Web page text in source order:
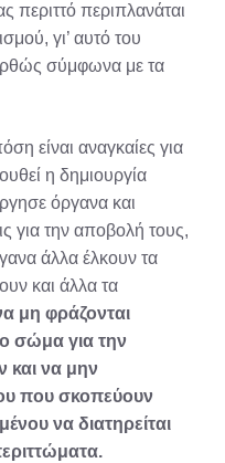
περιττό περιπλανάται
γι’ αυτό του
σύμφωνα με τα
είναι αναγκαίες για
η δημιουργία
όργανα και
για την αποβολή τους,
άλλα έλκουν τα
και άλλα τα
μη φράζονται
σώμα για την
να μην
που σκοπεύουν
να διατηρείται